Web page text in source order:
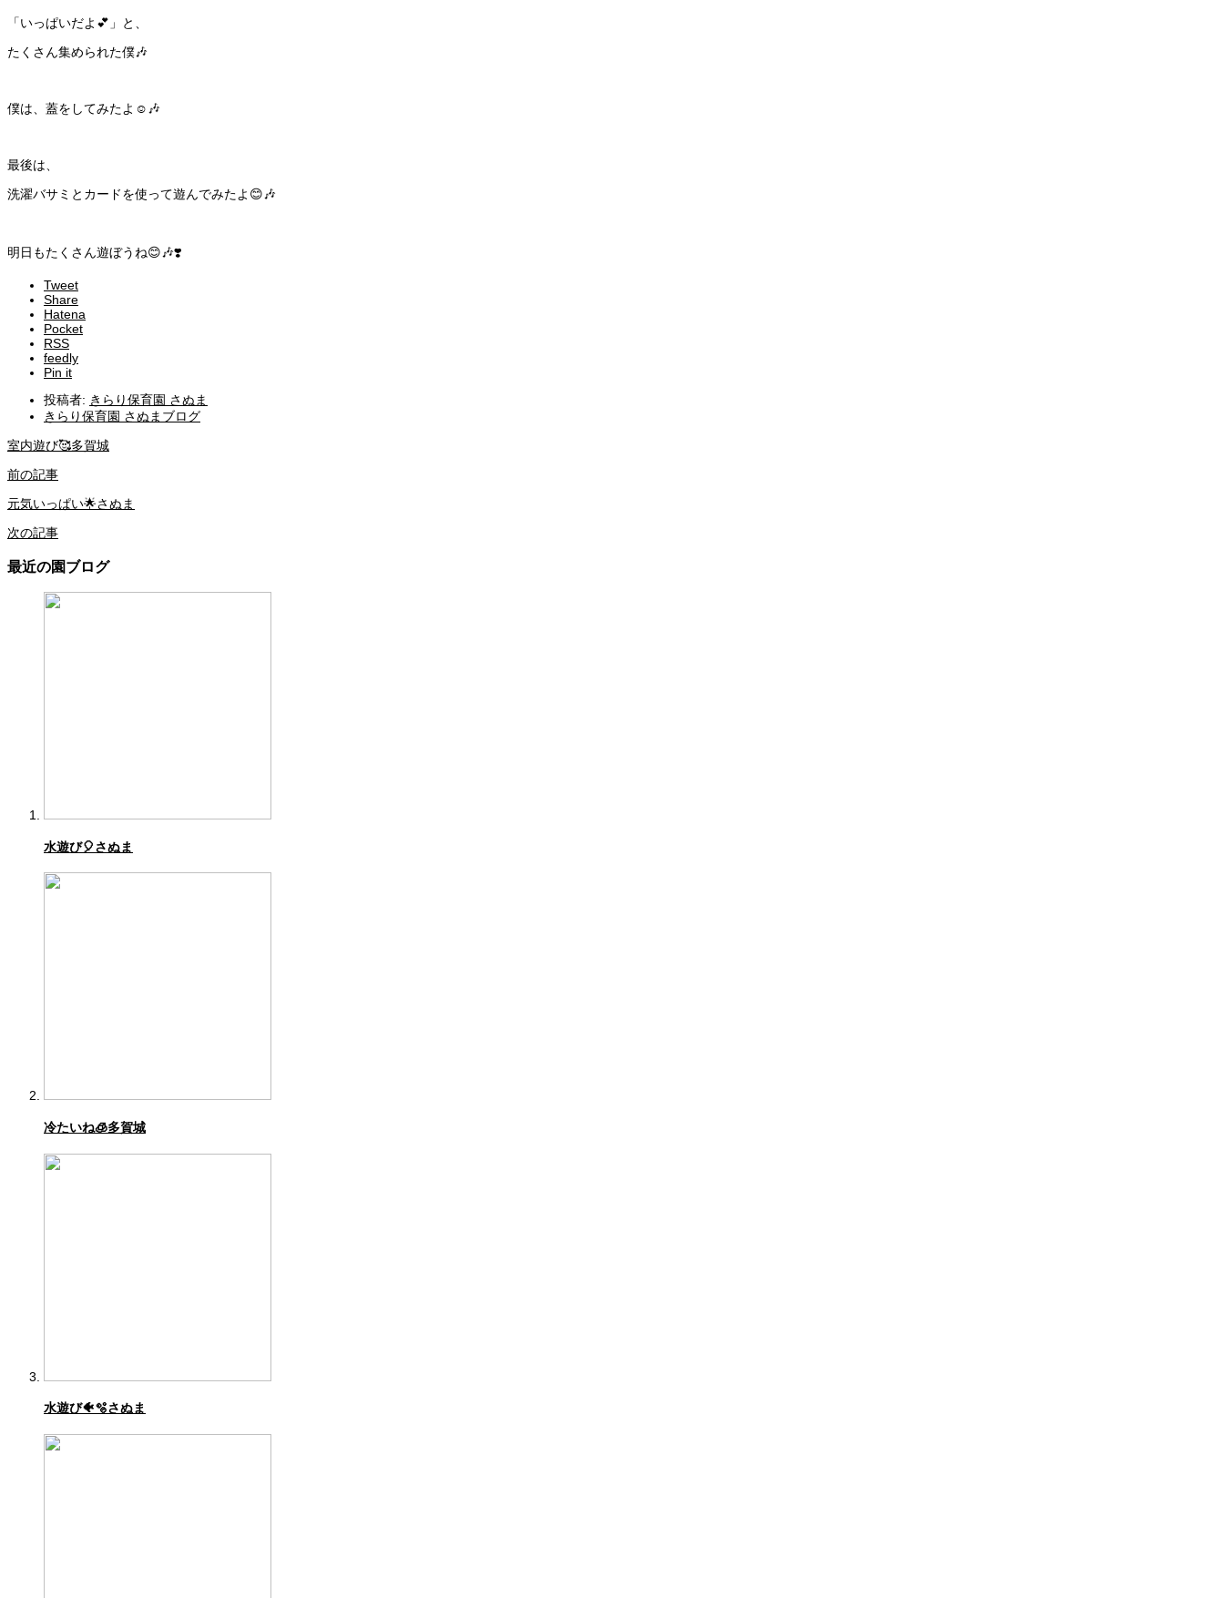
「いっぱいだよ💕」と、
たくさん集められた僕🎶
僕は、蓋をしてみたよ☺️🎶
最後は、
洗濯バサミとカードを使って遊んでみたよ😊🎶
明日もたくさん遊ぼうね😊🎶❣️
Tweet
Share
Hatena
Pocket
RSS
feedly
Pin it
投稿者: きらり保育園 さぬま
きらり保育園 さぬまブログ
室内遊び🥰多賀城
前の記事
元気いっぱい🌟さぬま
次の記事
最近の園ブログ
水遊び🎈さぬま
冷たいね🧊多賀城
水遊び🐠🫧さぬま